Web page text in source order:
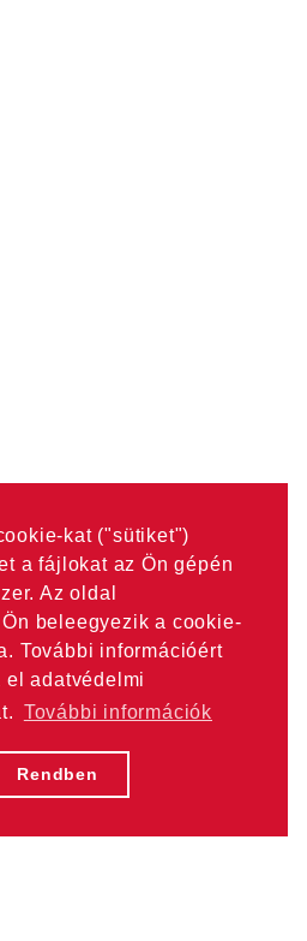
kat ("sütiket")
a fájlokat az Ön gépén
Az oldal
beleegyezik a cookie-
További információért
el adatvédelmi
További információk
Rendben
oldalon található címeken.